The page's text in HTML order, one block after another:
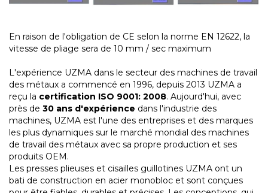
En raison de l'obligation de CE selon la norme EN 12622, la
vitesse de pliage sera de 10 mm / sec maximum
L'expérience UZMA dans le secteur des machines de travail
des métaux a commencé en 1996, depuis 2013 UZMA a
reçu la certification ISO 9001: 2008. Aujourd'hui, avec
près de 30 ans d'expérience dans l'industrie des
machines, UZMA est l'une des entreprises et des marques
les plus dynamiques sur le marché mondial des machines
de travail des métaux avec sa propre production et ses
produits OEM.
Les presses plieuses et cisailles guillotines UZMA ont un
bati de construction en acier monobloc et sont conçues